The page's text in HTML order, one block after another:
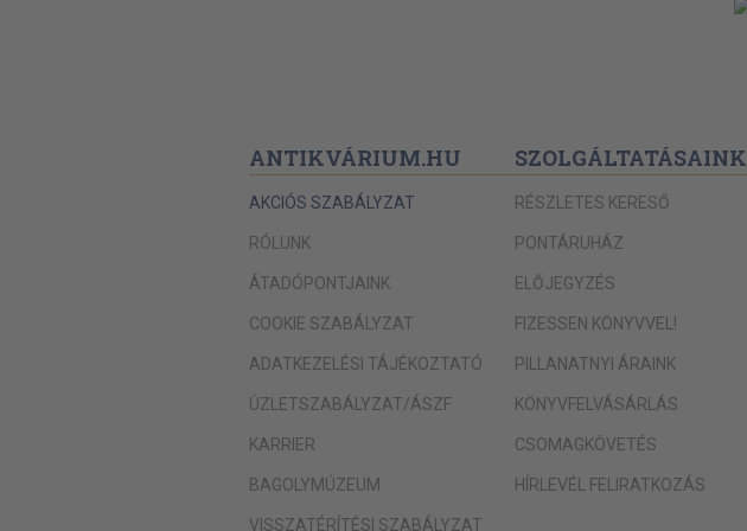
ANTIKVÁRIUM.HU
AKCIÓS SZABÁLYZAT
RÓLUNK
ÁTADÓPONTJAINK
COOKIE SZABÁLYZAT
ADATKEZELÉSI TÁJÉKOZTATÓ
ÜZLETSZABÁLYZAT/ÁSZF
KARRIER
BAGOLYMÚZEUM
VISSZATÉRÍTÉSI SZABÁLYZAT
SZOLGÁLTATÁSAINK
RÉSZLETES KERESŐ
PONTÁRUHÁZ
ELŐJEGYZÉS
FIZESSEN KÖNYVVEL!
PILLANATNYI ÁRAINK
KÖNYVFELVÁSÁRLÁS
CSOMAGKÖVETÉS
HÍRLEVÉL FELIRATKOZÁS